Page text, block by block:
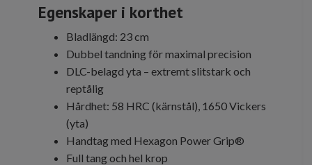
Egenskaper i korthet
Bladlängd: 23 cm
Dubbel tandning för maximal precision
DLC-belagd yta – extremt slitstark och
reptålig
Hårdhet: 58 HRC (kärnstål), 1650 Vickers
(yta)
Handtag med Hexagon Power Grip®
Full tang och hel krop